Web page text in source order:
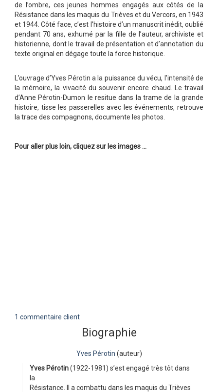
de l’ombre, ces jeunes hommes engagés aux côtés de la
Résistance dans les maquis du Trièves et du Vercors, en 1943
et 1944. Côté face, c’est l’histoire d’un manuscrit inédit, oublié
pendant 70 ans, exhumé par la fille de l’auteur, archiviste et
historienne, dont le travail de présentation et d’annotation du
texte original en dégage toute la force historique.
L’ouvrage d’Yves Pérotin a la puissance du vécu, l’intensité de
la mémoire, la vivacité du souvenir encore chaud. Le travail
d’Anne Pérotin-Dumon le resitue dans la trame de la grande
histoire, tisse les passerelles avec les événements, retrouve
la trace des compagnons, documente les photos.
Pour aller plus loin, cliquez sur les images ...
1 commentaire client
Biographie
Yves Pérotin (auteur)
Yves Pérotin(1922-1981) s’est engagé très tôt dans
la
Résistance. Il a combattu dans les maquis du Trièves